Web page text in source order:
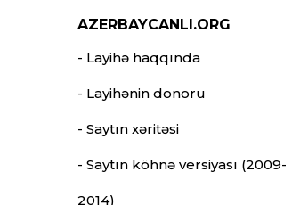
AZERBAYCANLI.ORG
- Layihə haqqında
- Layihənin donoru
- Saytın xəritəsi
- Saytın köhnə versiyası (2009-
2014)